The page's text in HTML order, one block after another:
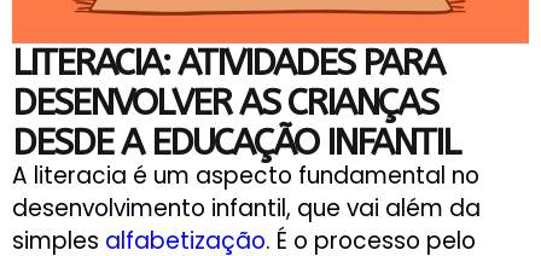
LITERACIA: ATIVIDADES PARA
DESENVOLVER AS CRIANÇAS
DESDE A EDUCAÇÃO INFANTIL
A literacia é um aspecto fundamental no
desenvolvimento infantil, que vai além da
simples alfabetização. É o processo pelo